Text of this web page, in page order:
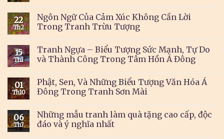
22
Th2
Ngôn Ngữ Của Cảm Xúc Không Cần Lời
Trong Tranh Trừu Tượng
15
Th1
Tranh Ngựa – Biểu Tượng Sức Mạnh, Tự Do
và Thành Công Trong Tâm Hồn Á Đông
01
Th10
Phật, Sen, Và Những Biểu Tượng Văn Hóa Á
Đông Trong Tranh Sơn Mài
06
Th7
Những mẫu tranh làm quà tặng cao cấp, độc
đáo và ý nghĩa nhất